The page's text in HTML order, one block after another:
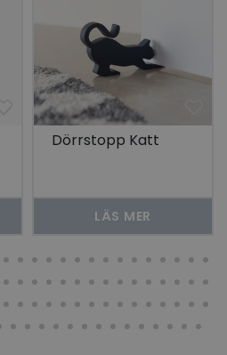
Dörrstopp Katt
LÄS MER